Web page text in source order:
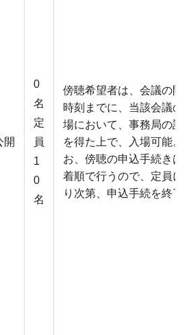
開
0
名
定
員
1
0
名
傍聴希望者は、会議の開
時刻までに、当該会議の
場において、事務局の許
を得た上で、入場可能。
お、傍聴の申込手続きは
着順で行うので、定員に
り次第、申込手続を終了